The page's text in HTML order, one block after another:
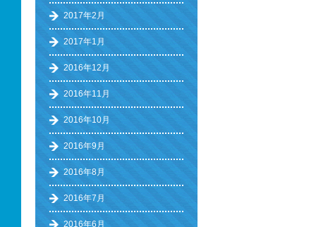
2017年2月
2017年1月
2016年12月
2016年11月
2016年10月
2016年9月
2016年8月
2016年7月
2016年6月